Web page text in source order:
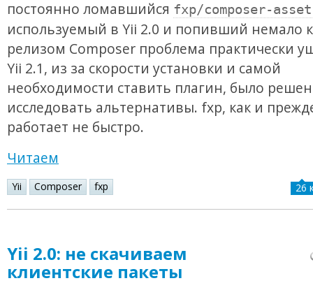
постоянно ломавшийся fxp/composer-
используемый в Yii 2.0 и попивший немало
релизом Composer проблема практически
Yii 2.1, из за скорости установки и самой
необходимости ставить плагин, было
исследовать альтернативы. fxp, как и
работает не быстро.
Читаем
Yii Composer fxp 26
Yii 2.0: не скачиваем
клиентские пакеты